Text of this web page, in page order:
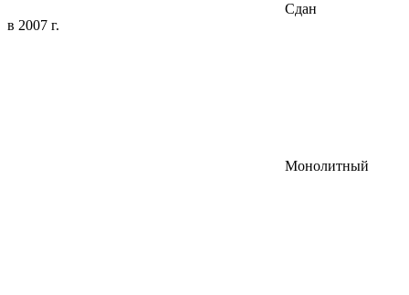
Сдан
в 2007 г.
Монолитный